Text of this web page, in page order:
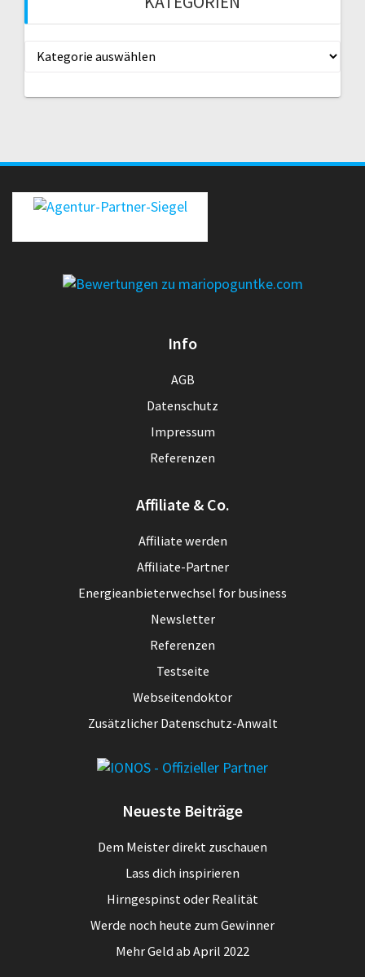
Kategorien
Info
AGB
Datenschutz
Impressum
Referenzen
Affiliate & Co.
Affiliate werden
Affiliate-Partner
Energieanbieterwechsel for business
Newsletter
Referenzen
Testseite
Webseitendoktor
Zusätzlicher Datenschutz-Anwalt
Neueste Beiträge
Dem Meister direkt zuschauen
Lass dich inspirieren
Hirngespinst oder Realität
Werde noch heute zum Gewinner
Mehr Geld ab April 2022